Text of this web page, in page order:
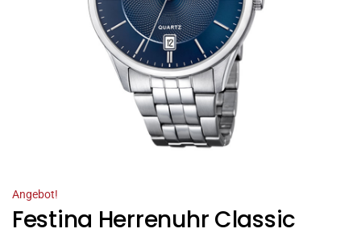
Angebot!
Festina Herrenuhr Classic